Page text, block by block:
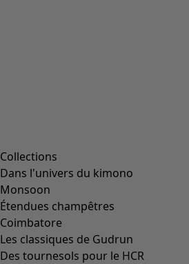
Collections
Dans l'univers du kimono
Monsoon
Étendues champêtres
Coimbatore
Les classiques de Gudrun
Des tournesols pour le HCR